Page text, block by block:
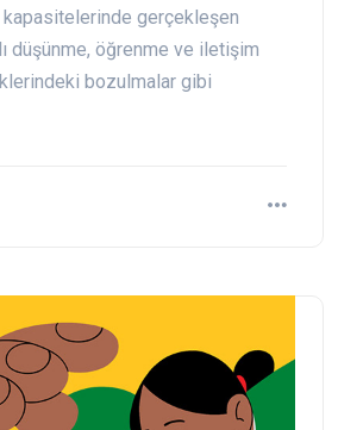
gerçekleşen
düşünme, öğrenme ve iletişim
bozulmalar gibi